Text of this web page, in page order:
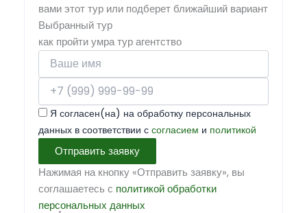
вами этот тур или подберет ближайший вариант
Выбранный тур
как пройти умра тур агентство
Я согласен(на) на обработку персональных
данных в соответствии с согласием и политикой
Отправить заявку
Нажимая на кнопку «Отправить заявку», вы
соглашаетесь с политикой обработки
персональных данных